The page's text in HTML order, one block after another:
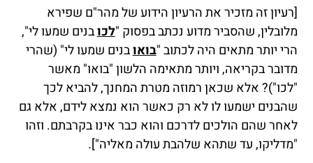
[רעיון זה מזכיר את הרעיון הידוע של מהר"ם שפירא
מלובלין, שהסביר מדוע נכתב בפסוק "לכובנים שמעו לי",
הרי יותר מתאים היה לכתוב "בואובנים שמעו לי" (שהרי
מדובר בקריאה, ויותר מתאימה הלשון "בואו" מאשר
"לכו")? אלא שכאן רמוזה מטרת המחנך, להביא לכך
שהבנים ישמעו לו לא רק כאשר הוא נמצא לידם, אלא גם
לאחר שהם הולכים לדרכם והוא כבר אינו בקרבתם. וזהו
"מדליקו, עד שתהא שלהבת עולה מאליה"].